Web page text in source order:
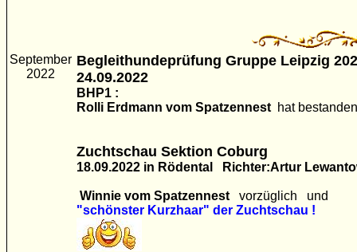
September
2022
Begleithundeprüfung Gruppe Leipzig
24.09.2022
BHP1 :
Rolli Erdmann vom Spatzennest hat
Zuchtschau Sektion Coburg
18.09.2022 in Rödental Richter:Artur
Winnie vom Spatzennest
vorzüglich und
"schönster Kurzhaar" der Zuchtschau !